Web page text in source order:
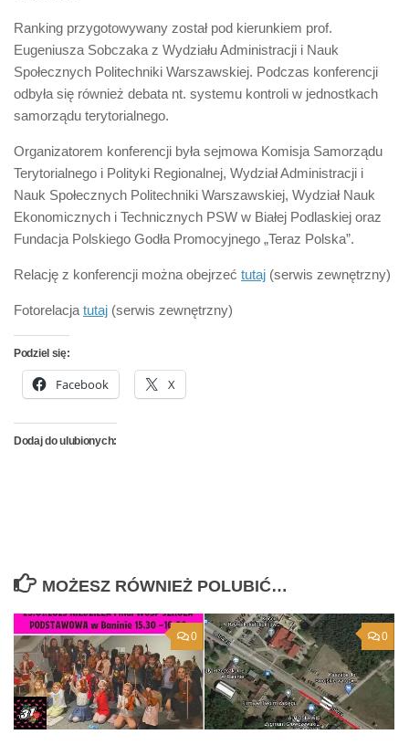
Ranking przygotowywany został pod kierunkiem prof.
Eugeniusza Sobczaka z Wydziału Administracji i Nauk
Społecznych Politechniki Warszawskiej. Podczas konferencji
odbyła się również debata nt. systemu kontroli w jednostkach
samorządu terytorialnego.
Organizatorem konferencji była sejmowa Komisja Samorządu
Terytorialnego i Polityki Regionalnej, Wydział Administracji i
Nauk Społecznych Politechniki Warszawskiej, Wydział Nauk
Ekonomicznych i Technicznych PSW w Białej Podlaskiej oraz
Fundacja Polskiego Godła Promocyjnego „Teraz Polska”.
Relację z konferencji można obejrzeć tutaj (serwis zewnętrzny)
Fotorelacja tutaj (serwis zewnętrzny)
Podziel się:
Facebook X
Dodaj do ulubionych:
MOŻESZ RÓWNIEŻ POLUBIĆ…
0 0